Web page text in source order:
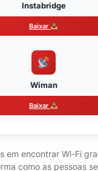
Instabridge
Baixar
Wiman
Baixar
em encontrar Wi-Fi
como as pessoas